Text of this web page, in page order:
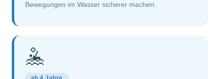
Bewegungen im Wasser sicherer machen.
🤽